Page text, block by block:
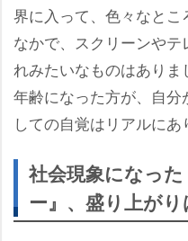
界に入って、色々なとこ
なかで、スクリーンや
れみたいなものはあり
年齢になった方が、自
しての自覚はリアルにあ
社会現象になっ
ー』、盛り上がり